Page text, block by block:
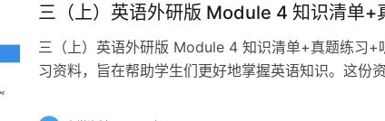
三（上）英语外研版 Module 4 知识清单+
三（上）英语外研版 Module 4 知识清单+真题练习+
习资料，旨在帮助学生们更好地掌握英语知识。这份